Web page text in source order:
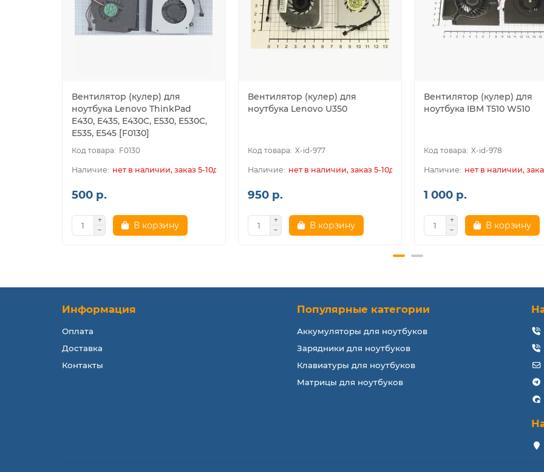
Вентилятор (кулер) для
ноутбука Lenovo ThinkPad
E430, E435, E430C, E530, E530C,
E535, E545 [F0130]
F0130
нет в наличии, заказ 5-10дн.
500 р.
В корзину
Вентилятор (кулер) для
ноутбука Lenovo U350
X-id-977
нет в наличии, заказ 5-10дн.
950 р.
В корзину
Вентилятор (кулер) для
ноутбука IBM T510 W510
X-id-978
нет в наличии,
1 000 р.
В корзину
Информация
Оплата
Доставка
Контакты
Популярные категории
Аккумуляторы для ноутбуков
Зарядники для ноутбуков
Клавиатуры для ноутбуков
Матрицы для ноутбуков